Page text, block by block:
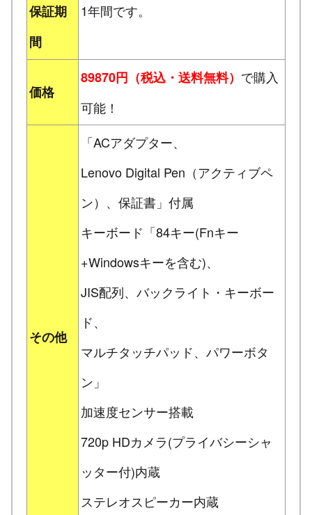
保証期
間
1年間です。
価格
89870円（税込・送料無料） で購入
可能！
その他
「ACアダプター、
Lenovo Digital Pen（アクティブペ
ン）、保証書」付属
キーボード「84キー(Fnキー
+Windowsキーを含む)、
JIS配列、バックライト・キーボー
ド、
マルチタッチパッド、パワーボタ
ン」
加速度センサー搭載
720p HDカメラ(プライバシーシャ
ッター付)内蔵
ステレオスピーカー内蔵